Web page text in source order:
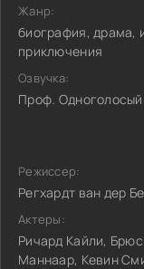
Жанр:
биография, драма,
приключения
Озвучка:
Проф. Одноголосый
Режиссер:
Регхардт ван дер
Актеры:
Ричард Кайли,
Маннаар, Кевин